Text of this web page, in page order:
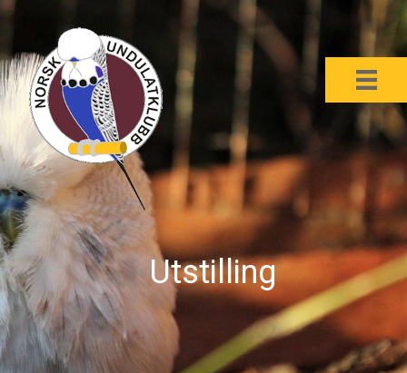
Utstilling